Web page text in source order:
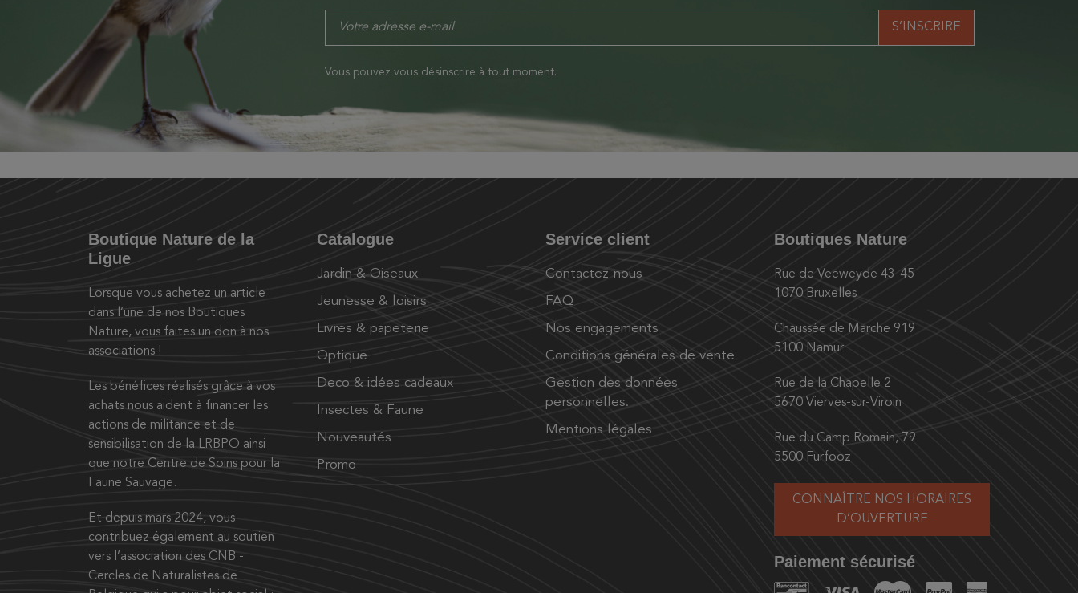
Vous pouvez vous désinscrire à tout moment.
Boutique Nature de la
Ligue
Lorsque vous achetez un article
dans l’une de nos Boutiques
Nature, vous faites un don à nos
associations !
Les bénéfices réalisés grâce à vos
achats nous aident à financer les
actions de militance et de
sensibilisation de la LRBPO ainsi
que notre Centre de Soins pour la
Faune Sauvage.
Et depuis mars 2024, vous
contribuez également au soutien
vers l’association des CNB -
Cercles de Naturalistes de
Catalogue
Jardin & Oiseaux
Jeunesse & loisirs
Livres & papeterie
Optique
Deco & idées cadeaux
Insectes & Faune
Nouveautés
Promo
Service client
Contactez-nous
FAQ
Nos engagements
Conditions générales de vente
Gestion des données
personnelles.
Mentions légales
Boutiques Nature
Rue de Veeweyde 43-45
1070 Bruxelles
Chaussée de Marche 919
5100 Namur
Rue de la Chapelle 2
5670 Vierves-sur-Viroin
Rue du Camp Romain, 79
5500 Furfooz
CONNAÎTRE NOS HORAIRES
D’OUVERTURE
Paiement sécurisé